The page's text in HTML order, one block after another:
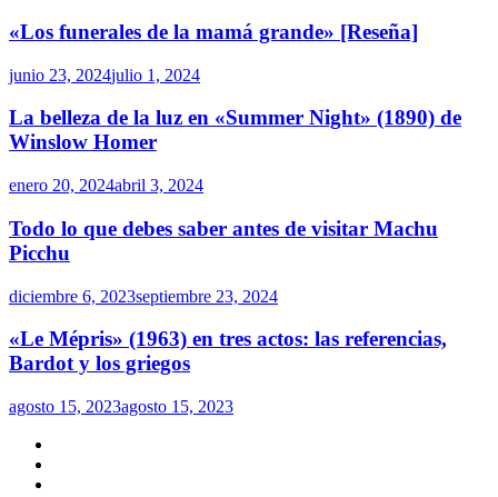
«Los funerales de la mamá grande» [Reseña]
junio 23, 2024julio 1, 2024
La belleza de la luz en «Summer Night» (1890) de
Winslow Homer
enero 20, 2024abril 3, 2024
Todo lo que debes saber antes de visitar Machu
Picchu
diciembre 6, 2023septiembre 23, 2024
«Le Mépris» (1963) en tres actos: las referencias,
Bardot y los griegos
agosto 15, 2023agosto 15, 2023